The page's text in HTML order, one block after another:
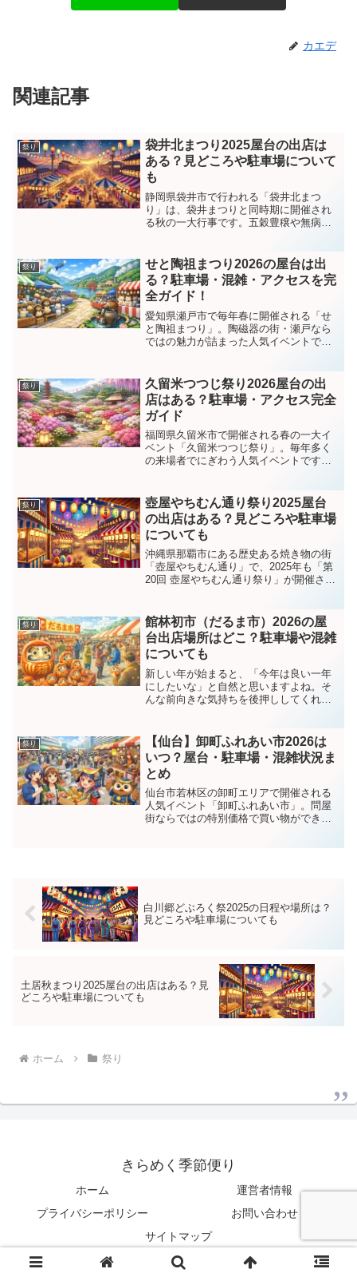
カエデ
関連記事
祭り
袋井北まつり2025屋台の出店は
ある？見どころや駐車場について
も
静岡県袋井市で行われる「袋井北まつ
り」は、袋井まつりと同時期に開催され
る秋の一大行事です。五穀豊穣や無病息
点の屋台曳き廻しや熱気あふれる手木合
わせが大きな見どころ。本記...
祭り
せと陶祖まつり2026の屋台は出
る？駐車場・混雑・アクセスを完
全ガイド！
愛知県瀬戸市で毎年春に開催される「せ
と陶祖まつり」。陶磁器の街・瀬戸なら
ではの魅力が詰まった人気イベントで
っている方も多いですよね。この記事で
は、2026年の最新公式情報...
祭り
久留米つつじ祭り2026屋台の出
店はある？駐車場・アクセス完全
ガイド
福岡県久留米市で開催される春の一大イ
ベント「久留米つつじ祭り」。毎年多く
の来場者でにぎわう人気イベントです
る方も多いですよね。この記事では、公
式情報をもとに、久留米つつじ...
祭り
壺屋やちむん通り祭り2025屋台
の出店はある？見どころや駐車場
についても
沖縄県那覇市にある歴史ある焼き物の街
「壺屋やちむん通り」で、2025年も「第
20回 壺屋やちむん通り祭り」が開催され
は無料開放。ガイド付きのまち歩きや、
家族で楽しめるク...
祭り
館林初市（だるま市）2026の屋
台出店場所はどこ？駐車場や混雑
についても
新しい年が始まると、「今年は良い一年
にしたいな」と自然と思いますよね。そ
んな前向きな気持ちを後押ししてくれる
まが通りいっぱいに並び、威勢のいい掛
け声と人々の活気に包ま...
祭り
【仙台】卸町ふれあい市2026は
いつ？屋台・駐車場・混雑状況ま
とめ
仙台市若林区の卸町エリアで開催される
人気イベント「卸町ふれあい市」。問屋
街ならではの特別価格で買い物ができる
白川郷どぶろく祭2025の日程や場所は？
見どころや駐車場についても
土居秋まつり2025屋台の出店はある？見
どころや駐車場についても
ホーム 祭り
きらめく季節便り
ホーム
運営者情報
プライバシーポリシー
お問い合わせ
サイトマップ
© 2025 きらめく季節便り.